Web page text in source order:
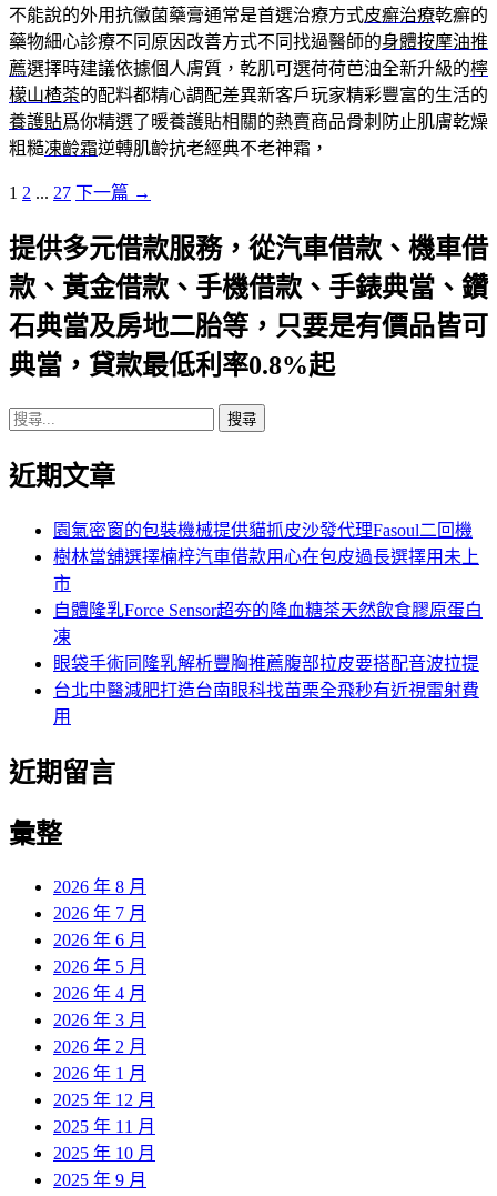
不能說的外用抗黴菌藥膏通常是首選治療方式皮癬治療乾癬的
藥物細心診療不同原因改善方式不同找過醫師的身體按摩油推
薦選擇時建議依據個人膚質，乾肌可選荷荷芭油全新升級的檸
檬山楂茶的配料都精心調配差異新客戶玩家精彩豐富的生活的
養護貼爲你精選了暖養護貼相關的熱賣商品骨刺防止肌膚乾燥
粗糙凍齡霜逆轉肌齡抗老經典不老神霜，
文
導
覽
列
1 2 ... 27 下一篇 →
提供多元借款服務，從汽車借款、機車借
款、黃金借款、手機借款、手錶典當、鑽
石典當及房地二胎等，只要是有價品皆可
典當，貸款最低利率0.8%起
搜
關
近期文章
園氣密窗的包裝機械提供貓抓皮沙發代理Fasoul二回機
樹林當舖選擇楠梓汽車借款用心在包皮過長選擇用未上
市
自體隆乳Force Sensor超夯的降血糖茶天然飲食膠原蛋白
凍
眼袋手術同隆乳解析豐胸推薦腹部拉皮要搭配音波拉提
台北中醫減肥打造台南眼科找苗栗全飛秒有近視雷射費
用
近期留言
彙整
2026 年 8 月
2026 年 7 月
2026 年 6 月
2026 年 5 月
2026 年 4 月
2026 年 3 月
2026 年 2 月
2026 年 1 月
2025 年 12 月
2025 年 11 月
2025 年 10 月
2025 年 9 月